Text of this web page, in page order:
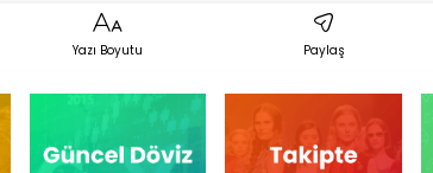
Yazı Boyutu Paylaş